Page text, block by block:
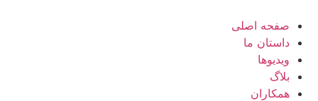
محتوا
صفحه اصلی
داستان ما
ویدیوها
بلاگ
همکاران